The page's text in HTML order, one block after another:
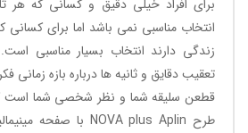
برای افراد خیلی دقیق و کسانی که هر
انتخاب مناسبی نمی باشد اما برای کسانی
زندگی دارند انتخاب بسیار مناسبی
تعقیب دقایق و ثانیه ها درباره بازه زمانی
قطعن سلیقه شما و نظر شخصی شما
طرح NOVA plus Aplin با صفحه